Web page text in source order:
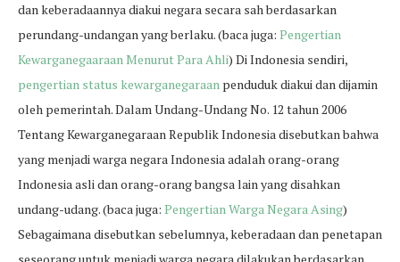
dan keberadaannya diakui negara secara sah berdasarkan
perundang-undangan yang berlaku. (baca juga: Pengertian
Kewarganegaaraan Menurut Para Ahli) Di Indonesia sendiri,
pengertian status kewarganegaraan penduduk diakui dan dijamin
oleh pemerintah. Dalam Undang-Undang No. 12 tahun 2006
Tentang Kewarganegaraan Republik Indonesia disebutkan bahwa
yang menjadi warga negara Indonesia adalah orang-orang
Indonesia asli dan orang-orang bangsa lain yang disahkan
undang-udang. (baca juga: Pengertian Warga Negara Asing)
Sebagaimana disebutkan sebelumnya, keberadaan dan penetapan